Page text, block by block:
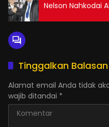
Nelson Nahkodai
Tinggalkan Balasan
Alamat email Anda tidak
wajib ditandai *